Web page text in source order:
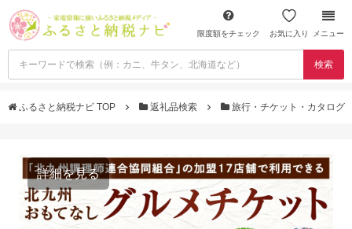
限度額をチェック お気に入り メニュー
検索
ふるさと納税ナビ TOP 返礼品検索 旅行・チケット・カタログ
詳細を見る